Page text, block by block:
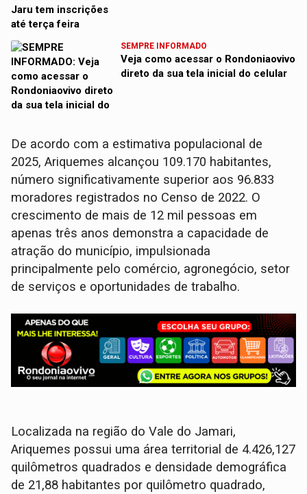
SEMPRE INFORMADO
Veja como acessar o Rondoniaovivo
direto da sua tela inicial do celular
De acordo com a estimativa populacional de
2025, Ariquemes alcançou 109.170 habitantes,
número significativamente superior aos 96.833
moradores registrados no Censo de 2022. O
crescimento de mais de 12 mil pessoas em
apenas três anos demonstra a capacidade de
atração do município, impulsionada
principalmente pelo comércio, agronegócio, setor
de serviços e oportunidades de trabalho.
Localizada na região do Vale do Jamari,
Ariquemes possui uma área territorial de 4.426,127
quilômetros quadrados e densidade demográfica
de 21,88 habitantes por quilômetro quadrado,